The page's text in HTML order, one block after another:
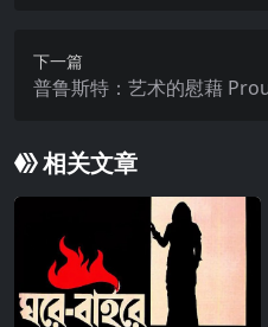
下一篇
普鲁斯特：艺术的慰藉 Proust, l’art et la douleur.1
相关文章